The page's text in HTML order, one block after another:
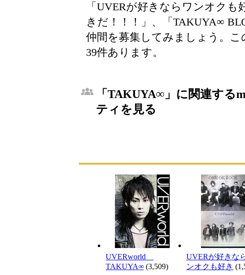
「UVERが好きならワンオク
きだ！！！」、「TAKUYA∞
仲間を募集してみましょう。
39件あります。
「TAKUYA∞」に関連する
ティを見る
UVERworld
TAKUYA∞ (3,509)
UVERが好きな
ンオクも好き